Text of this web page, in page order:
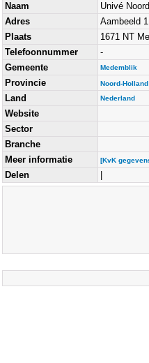
Naam
Univé
Adres
Aambeeld 1
Plaats
1671 NT
Telefoonnummer
-
Gemeente
Medemblik
Provincie Noord-Holland
Land Nederland
Website
Sector
Branche
Meer informatie
[KvK
Delen